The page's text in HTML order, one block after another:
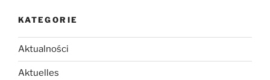
KATEGORIE
Aktualności
Aktuelles